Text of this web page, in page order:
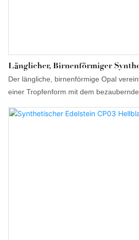
Länglicher, Birnenförmiger
Der längliche, birnenförmige Opal
einer Tropfenform mit dem
einen Hauch von Raffinesse und macht